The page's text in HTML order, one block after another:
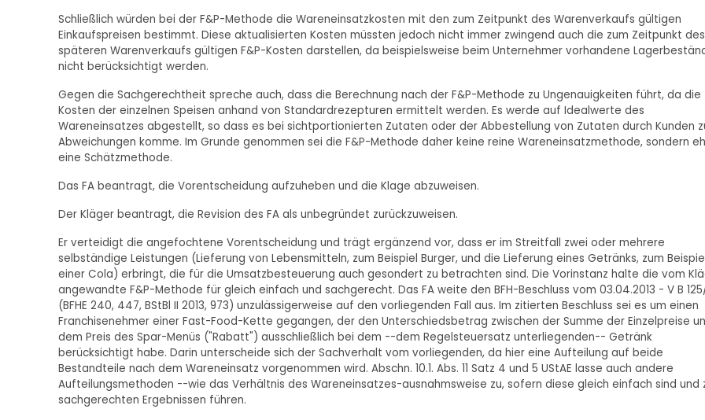
Schließlich würden bei der F&P-Methode die Wareneinsatzkosten mit den zum Zeitpunkt des Warenverkaufs gültigen
Einkaufspreisen bestimmt. Diese aktualisierten Kosten müssten jedoch nicht immer zwingend auch die zum Zeitpunkt des
späteren Warenverkaufs gültigen F&P-Kosten darstellen, da beispielsweise beim Unternehmer vorhandene
nicht berücksichtigt werden.
Gegen die Sachgerechtheit spreche auch, dass die Berechnung nach der F&P-Methode zu Ungenauigkeiten führt, da die
Kosten der einzelnen Speisen anhand von Standardrezepturen ermittelt werden. Es werde auf Idealwerte des
Wareneinsatzes abgestellt, so dass es bei sichtportionierten Zutaten oder der Abbestellung von Zutaten durch Kunden
Abweichungen komme. Im Grunde genommen sei die F&P-Methode daher keine reine Wareneinsatzmethode, sondern
eine Schätzmethode.
Das FA beantragt, die Vorentscheidung aufzuheben und die Klage abzuweisen.
Der Kläger beantragt, die Revision des FA als unbegründet zurückzuweisen.
Er verteidigt die angefochtene Vorentscheidung und trägt ergänzend vor, dass er im Streitfall zwei oder mehrere
selbständige Leistungen (Lieferung von Lebensmitteln, zum Beispiel Burger, und die Lieferung eines Getränks, zum
einer Cola) erbringt, die für die Umsatzbesteuerung auch gesondert zu betrachten sind. Die Vorinstanz halte die vom
angewandte F&P-Methode für gleich einfach und sachgerecht. Das FA weite den BFH-Beschluss vom 03.04.2013 - V B
(BFHE 240, 447, BStBl II 2013, 973) unzulässigerweise auf den vorliegenden Fall aus. Im zitierten Beschluss sei es um einen
Franchisenehmer einer Fast-Food-Kette gegangen, der den Unterschiedsbetrag zwischen der Summe der Einzelpreise
dem Preis des Spar-Menüs ("Rabatt") ausschließlich bei dem --dem Regelsteuersatz unterliegenden-- Getränk
berücksichtigt habe. Darin unterscheide sich der Sachverhalt vom vorliegenden, da hier eine Aufteilung auf beide
Bestandteile nach dem Wareneinsatz vorgenommen wird. Abschn. 10.1. Abs. 11 Satz 4 und 5 UStAE lasse auch andere
Aufteilungsmethoden --wie das Verhältnis des Wareneinsatzes-ausnahmsweise zu, sofern diese gleich einfach sind und
sachgerechten Ergebnissen führen.